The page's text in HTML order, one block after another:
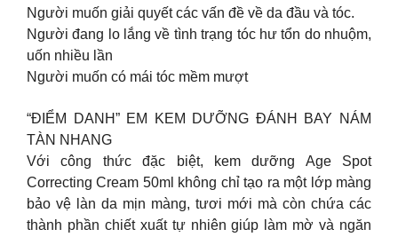
Người muốn giải quyết các vấn đề về da đầu và tóc.
Người đang lo lắng về tình trạng tóc hư tổn do nhuộm,
uốn nhiều lần
Người muốn có mái tóc mềm mượt
“ĐIỂM DANH” EM KEM DƯỠNG ĐÁNH BAY NÁM
TÀN NHANG
Với công thức đặc biệt, kem dưỡng Age Spot
Correcting Cream 50ml không chỉ tạo ra một lớp màng
bảo vệ làn da mịn màng, tươi mới mà còn chứa các
thành phần chiết xuất tự nhiên giúp làm mờ và ngăn